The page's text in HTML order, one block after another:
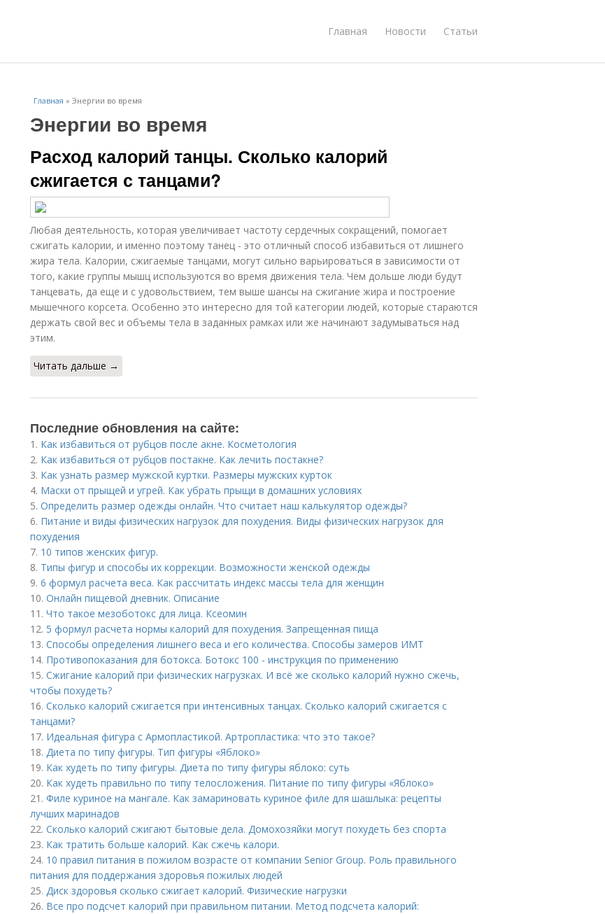
Главная Новости Статьи
Главная » Энергии во время
Энергии во время
Расход калорий танцы. Сколько калорий
сжигается с танцами?
Любая деятельность, которая увеличивает частоту сердечных сокращений, помогает
сжигать калории, и именно поэтому танец - это отличный способ избавиться от лишнего
жира тела. Калории, сжигаемые танцами, могут сильно варьироваться в зависимости от
того, какие группы мышц используются во время движения тела. Чем дольше люди будут
танцевать, да еще и с удовольствием, тем выше шансы на сжигание жира и построение
мышечного корсета. Особенно это интересно для той категории людей, которые стараются
держать свой вес и объемы тела в заданных рамках или же начинают задумываться над
этим.
Читать дальше →
Последние обновления на сайте:
1. Как избавиться от рубцов после акне. Косметология
2. Как избавиться от рубцов постакне. Как лечить постакне?
3. Как узнать размер мужской куртки. Размеры мужских курток
4. Маски от прыщей и угрей. Как убрать прыщи в домашних условиях
5. Определить размер одежды онлайн. Что считает наш калькулятор одежды?
6. Питание и виды физических нагрузок для похудения. Виды физических нагрузок для
похудения
7. 10 типов женских фигур.
8. Типы фигур и способы их коррекции. Возможности женской одежды
9. 6 формул расчета веса. Как рассчитать индекс массы тела для женщин
10. Онлайн пищевой дневник. Описание
11. Что такое мезоботокс для лица. Ксеомин
12. 5 формул расчета нормы калорий для похудения. Запрещенная пища
13. Способы определения лишнего веса и его количества. Способы замеров ИМТ
14. Противопоказания для ботокса. Ботокс 100 - инструкция по применению
15. Сжигание калорий при физических нагрузках. И всё же сколько калорий нужно сжечь,
чтобы похудеть?
16. Сколько калорий сжигается при интенсивных танцах. Сколько калорий сжигается с
танцами?
17. Идеальная фигура с Армопластикой. Артропластика: что это такое?
18. Диета по типу фигуры. Тип фигуры «Яблоко»
19. Как худеть по типу фигуры. Диета по типу фигуры яблоко: суть
20. Как худеть правильно по типу телосложения. Питание по типу фигуры «Яблоко»
21. Филе куриное на мангале. Как замариновать куриное филе для шашлыка: рецепты
лучших маринадов
22. Сколько калорий сжигают бытовые дела. Домохозяйки могут похудеть без спорта
23. Как тратить больше калорий. Как сжечь калори.
24. 10 правил питания в пожилом возрасте от компании Senior Group. Роль правильного
питания для поддержания здоровья пожилых людей
25. Диск здоровья сколько сжигает калорий. Физические нагрузки
26. Все про подсчет калорий при правильном питании. Метод подсчета калорий: